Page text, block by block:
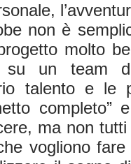
non è
molto
su un team
talento e le
ma non
vogliono